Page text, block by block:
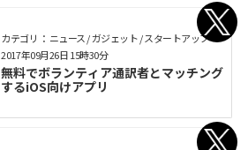
カテゴリ： ニュース / ガジェット / スタートアップ
無料でボランティア通訳者とマッチング
するiOS向けアプリ
2017年09月26日 15時30分